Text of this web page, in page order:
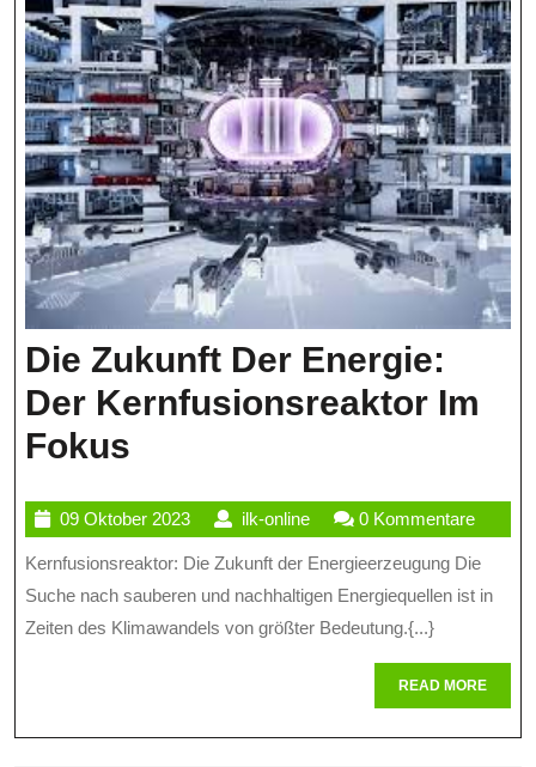
Die Zukunft Der Energie:
Der Kernfusionsreaktor Im
Fokus
Der
Energie:
Der
Kernfusionsreaktor
Fokus
09 Oktober 202309
Oktober
2023
ilk-onlineilk-
online
0 Kommentare
Kernfusionsreaktor: Die Zukunft der Energieerzeugung Die
Suche nach sauberen und nachhaltigen Energiequellen ist in
Zeiten des Klimawandels von größter Bedeutung.{...}
READ MOREREAD
MORE